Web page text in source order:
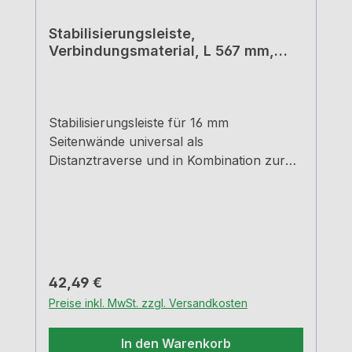
Stabilisierungsleiste,
Verbindungsmaterial, L 567 mm,
Stabilisierungsleiste für 16 mm
Seitenwände universal als
Distanztraverse und in Kombination zur
Holzblende montiert werden zur
Unterstützung langer und schmaler
Arbeitsplatten
Regulärer Preis:
42,49 €
Preise inkl. MwSt. zzgl. Versandkosten
In den Warenkorb